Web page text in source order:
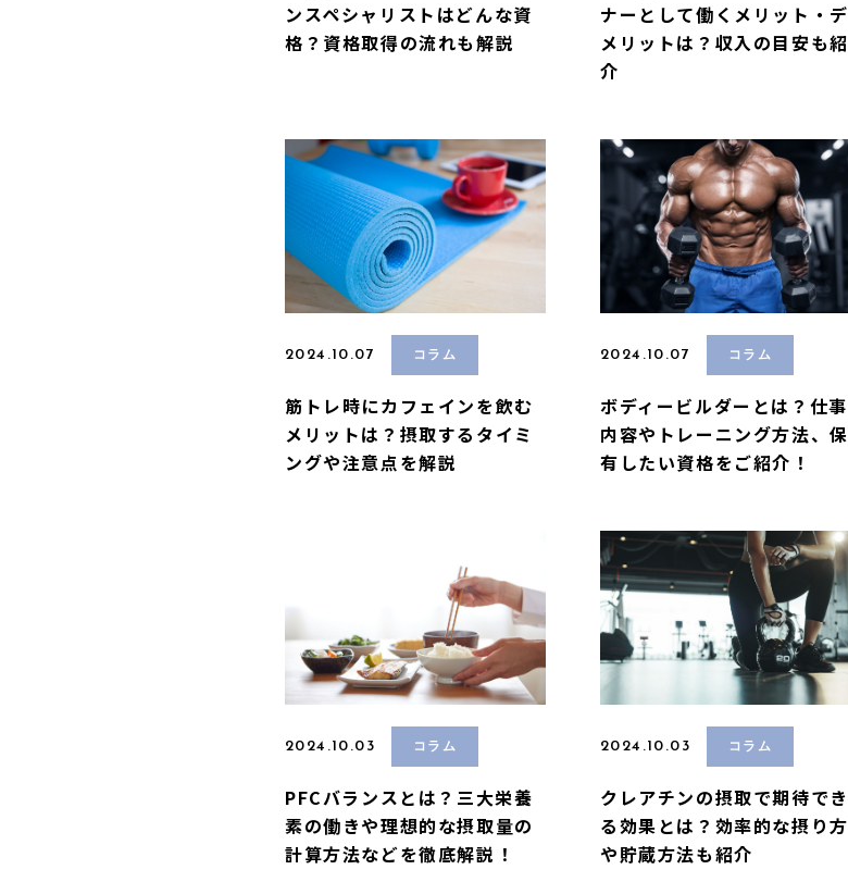
ンスペシャリストはどんな資
格？資格取得の流れも解説
ナーとして働くメリット・デ
メリットは？収入の目安も紹
介
2024.10.07 コラム
筋トレ時にカフェインを飲む
メリットは？摂取するタイミ
ングや注意点を解説
2024.10.07 コラム
ボディービルダーとは？仕事
内容やトレーニング方法、保
有したい資格をご紹介！
2024.10.03 コラム
PFCバランスとは？三大栄養
素の働きや理想的な摂取量の
計算方法などを徹底解説！
2024.10.03 コラム
クレアチンの摂取で期待でき
る効果とは？効率的な摂り方
や貯蔵方法も紹介